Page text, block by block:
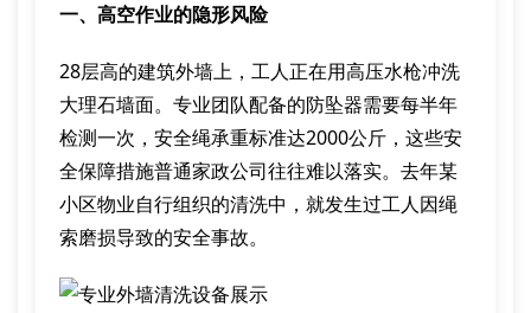
一、高空作业的隐形风险
28层高的建筑外墙上，工人正在用高压水枪冲洗
大理石墙面。专业团队配备的防坠器需要每半年
检测一次，安全绳承重标准达2000公斤，这些安
全保障措施普通家政公司往往难以落实。去年某
小区物业自行组织的清洗中，就发生过工人因绳
索磨损导致的安全事故。